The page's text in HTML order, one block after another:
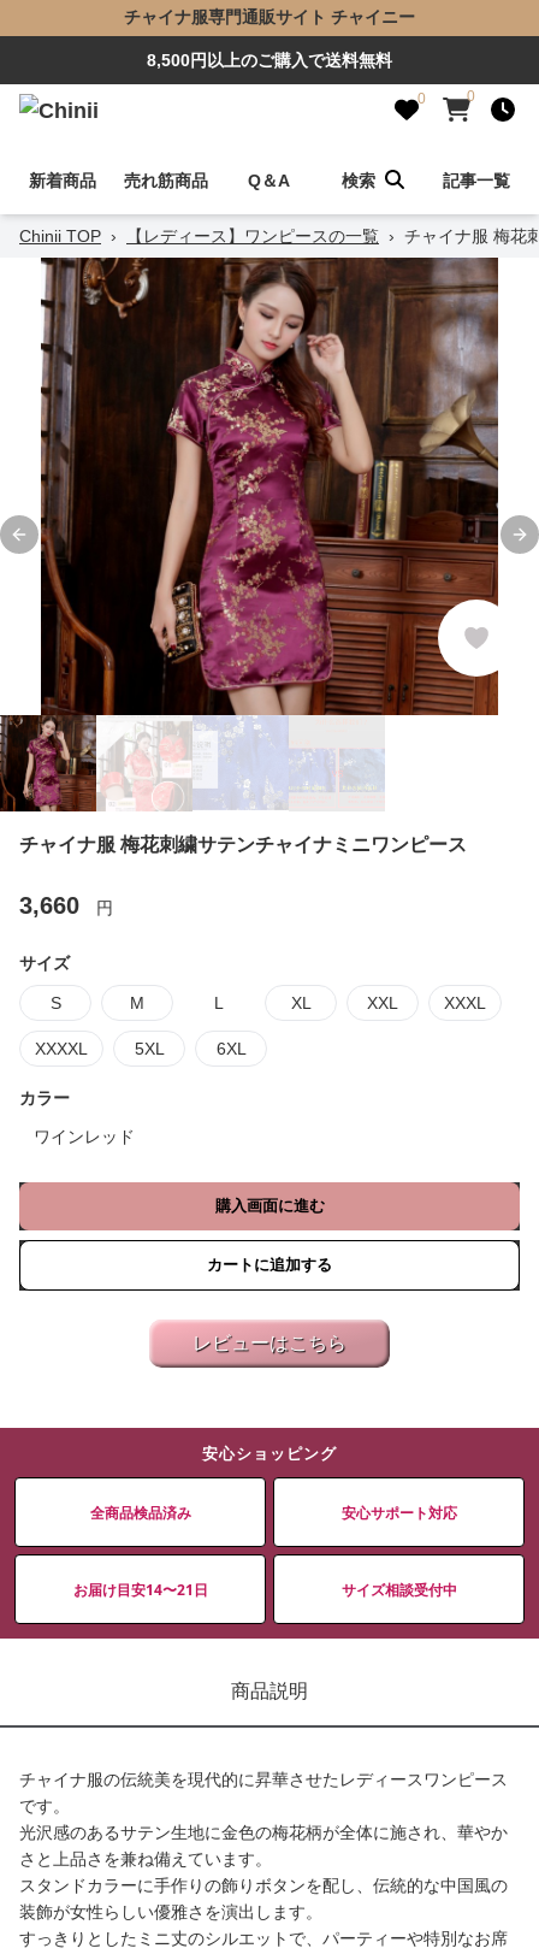
チャイナ服専門通販サイト チャイニー
8,500円以上のご購入で送料無料
0 0
新着商品 売れ筋商品 Q＆A 検索 記事一覧
Chinii TOP › 【レディース】ワンピースの一覧 › チャイナ服 梅花
Previous slide
チャイナ服 梅花刺繍サテンチャイナミニワンピース
3,660 円
サイズ
S M L XL XXL XXXL
XXXXL 5XL 6XL
カラー
ワインレッド
購入画面に進む
カートに追加する
レビューはこちら
安心ショッピング
全商品検品済み 安心サポート対応
お届け目安14〜21日 サイズ相談受付中
商品説明
チャイナ服の伝統美を現代的に昇華させたレディースワンピース
です。
光沢感のあるサテン生地に金色の梅花柄が全体に施され、華やか
さと上品さを兼ね備えています。
スタンドカラーに手作りの飾りボタンを配し、伝統的な中国風の
装飾が女性らしい優雅さを演出します。
すっきりとしたミニ丈のシルエットで、パーティーや特別なお席